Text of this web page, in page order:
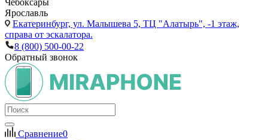
Чебоксары
Ярославль
Екатеринбург, ул. Малышева 5, ТЦ "Алатырь", -1 этаж,
справа от эскалатора.
8 (800) 500-00-22
Обратный звонок
Сравнение0